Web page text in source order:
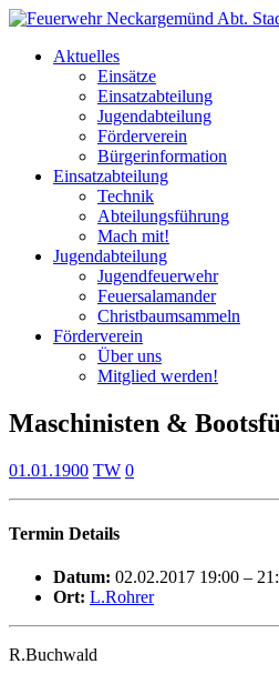
Aktuelles
Einsätze
Einsatzabteilung
Jugendabteilung
Förderverein
Bürgerinformation
Einsatzabteilung
Technik
Abteilungsführung
Mach mit!
Jugendabteilung
Jugendfeuerwehr
Feuersalamander
Christbaumsammeln
Förderverein
Über uns
Mitglied werden!
Maschinisten &
01.01.1900 TW 0
Termin Details
Datum: 02.02.2017 19:00 –
Ort: L.Rohrer
R.Buchwald